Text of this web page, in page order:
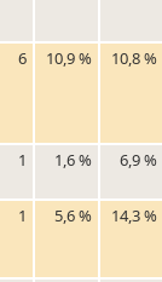
6 10,9 % 10,8 %
1 1,6 % 6,9 %
1 5,6 % 14,3 %